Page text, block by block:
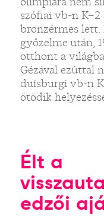
szófiai vb-n K–2
bronzérmes
győzelme után,
otthont a
Gézával ezúttal
duisburgi vb-n
ötödik
Élt a
edzői